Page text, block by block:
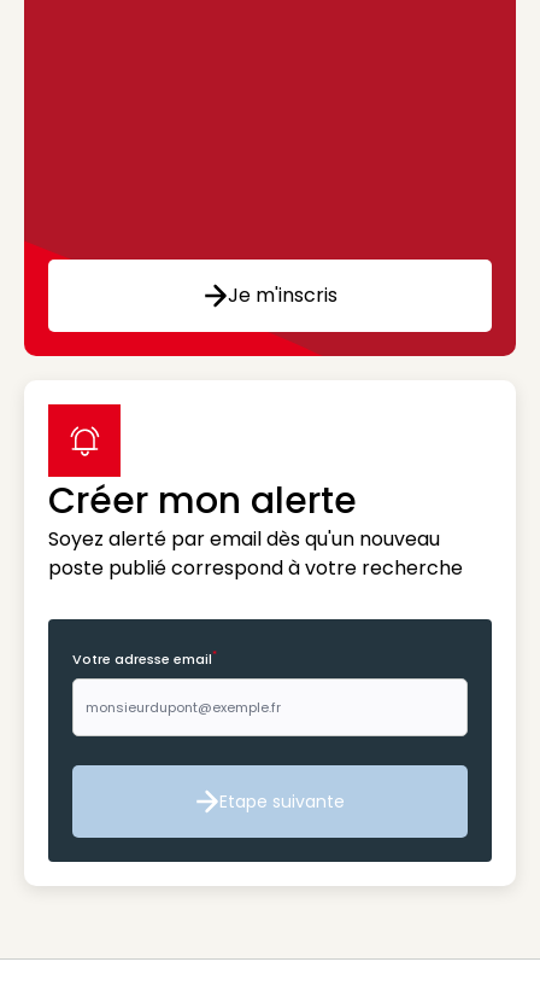
Je m'inscris
Créer mon alerte
Soyez alerté par email dès qu'un nouveau
poste publié correspond à votre recherche
label icon
Votre adresse email*
Etape suivante
Etape suivante